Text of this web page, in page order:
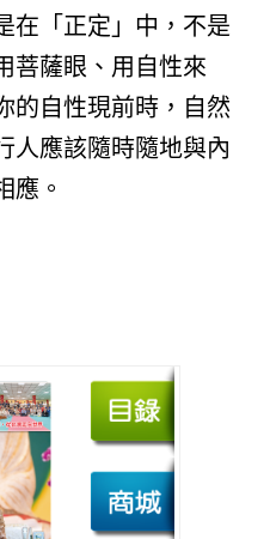
在「正定」中，不是
菩薩眼、用自性來
的自性現前時，自然
人應該隨時隨地與內
應。